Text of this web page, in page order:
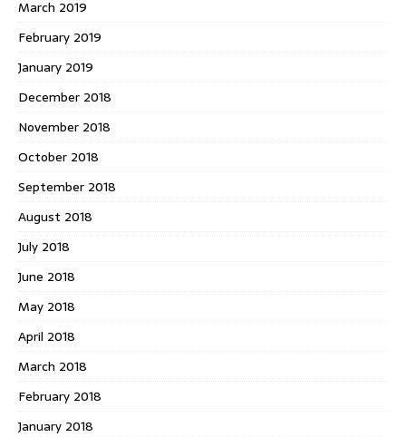
March 2019
February 2019
January 2019
December 2018
November 2018
October 2018
September 2018
August 2018
July 2018
June 2018
May 2018
April 2018
March 2018
February 2018
January 2018